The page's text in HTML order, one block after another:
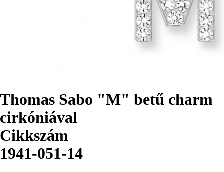
Thomas Sabo "M" betű charm
cirkóniával
Cikkszám
1941-051-14